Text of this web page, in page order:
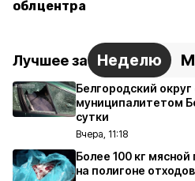
облцентра
Лучшее за Неделю
Белгородский
муниципалитетом
сутки
Вчера, 11:18
Более 100 кг
на полигоне